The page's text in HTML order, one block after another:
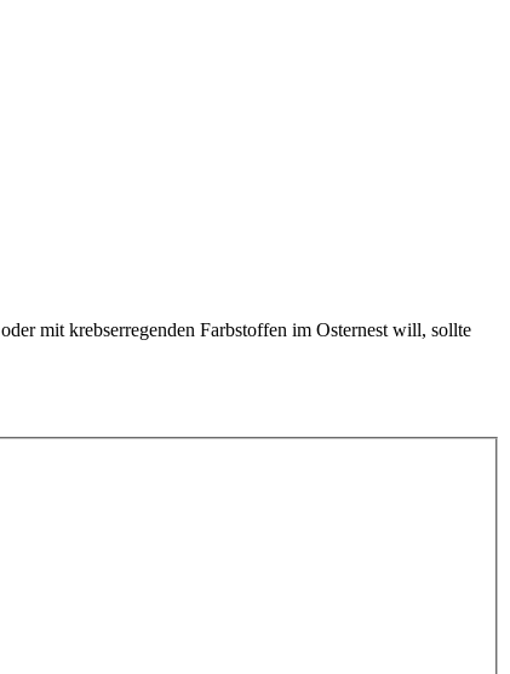
mit krebserregenden Farbstoffen im Osternest will, sollte